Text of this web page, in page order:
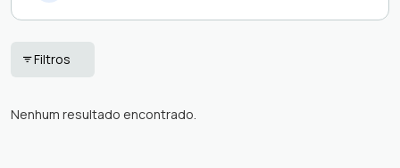
Filtros
Nenhum resultado encontrado.